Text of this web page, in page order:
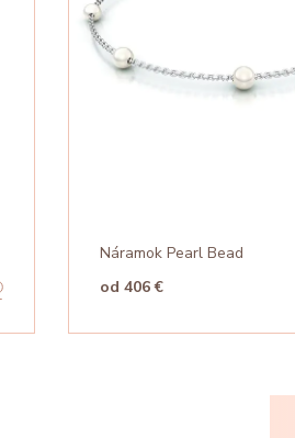
Náramok Pearl Bead
od 406 €